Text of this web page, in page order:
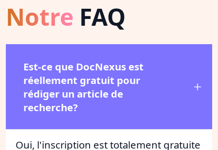
Notre FAQ
Est-ce que DocNexus est
réellement gratuit pour
rédiger un article de
recherche?
Oui, l'inscription est totalement gratuite